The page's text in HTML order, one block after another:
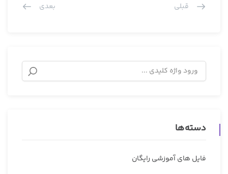
قبلی بعدی
دسته‌ها
فایل های آموزشی رایگان